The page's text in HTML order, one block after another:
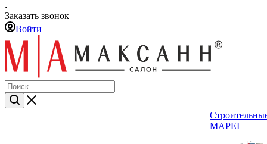
Заказать звонок
Войти
MAPEI